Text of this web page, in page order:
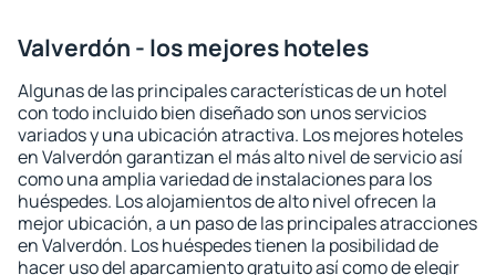
Valverdón - los mejores hoteles
Algunas de las principales características de un hotel
con todo incluido bien diseñado son unos servicios
variados y una ubicación atractiva. Los mejores hoteles
en Valverdón garantizan el más alto nivel de servicio así
como una amplia variedad de instalaciones para los
huéspedes. Los alojamientos de alto nivel ofrecen la
mejor ubicación, a un paso de las principales atracciones
en Valverdón. Los huéspedes tienen la posibilidad de
hacer uso del aparcamiento gratuito así como de elegir